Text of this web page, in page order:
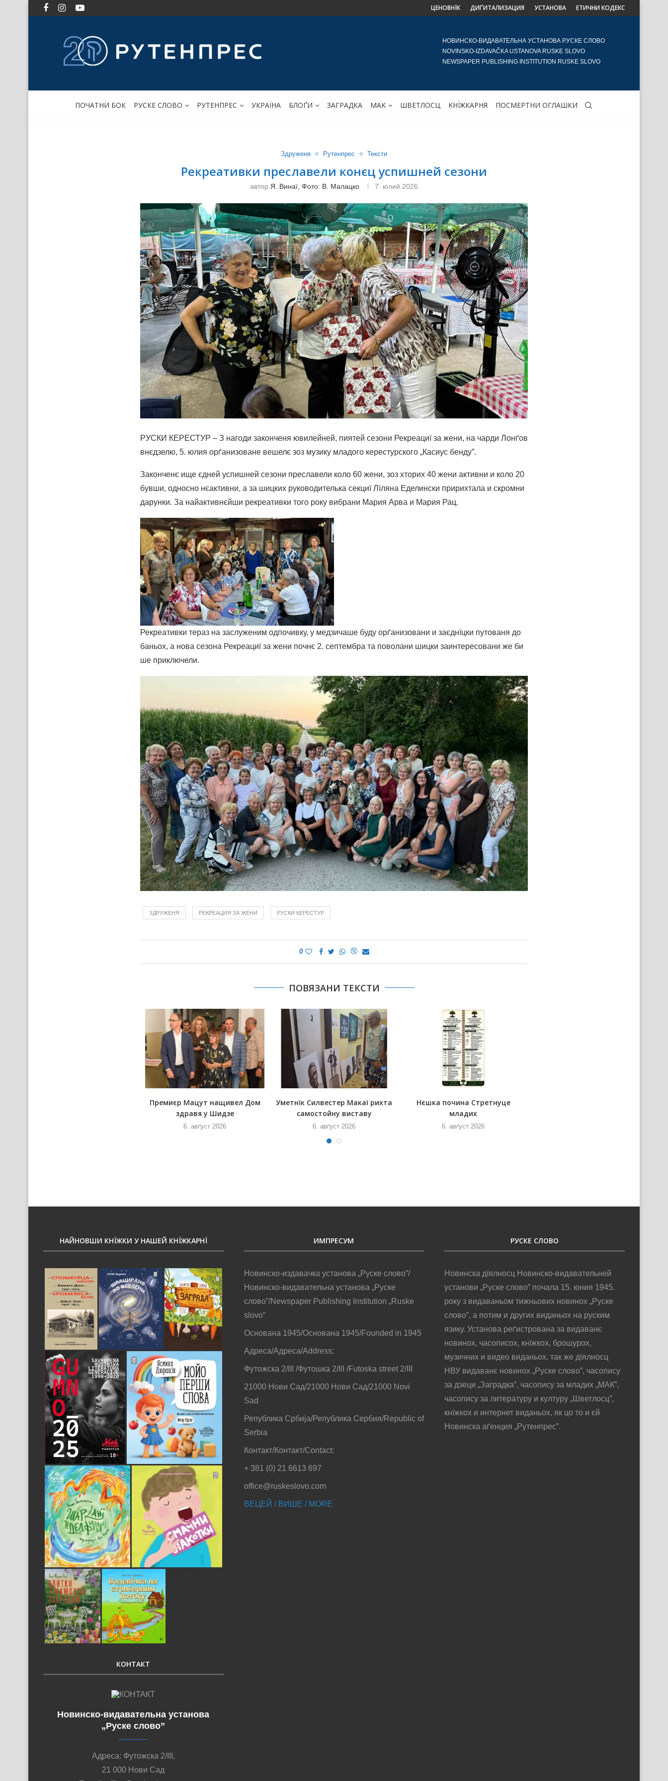
ЦЕНОВНЇК ДИҐИТАЛИЗАЦИЯ УСТАНОВА ЕТИЧНИ КОДЕКС
НОВИНСКО-ВИДАВАТЕЛЬНА УСТАНОВА РУСКЕ СЛОВО
NOVINSKO-IZDAVAČKA USTANOVA RUSKE SLOVO
NEWSPAPER PUBLISHING INSTITUTION RUSKE SLOVO
ПОЧАТНИ БОК РУСКЕ СЛОВО РУТЕНПРЕС УКРАЇНА БЛОҐИ ЗАГРАДКА МАK ШВЕТЛОСЦ KНЇЖКАРНЯ ПОСМЕРТНИ ОГЛАШКИ
Здруженя Рутенпрес Тексти
Рекреативки преславели конєц успишней сезони
автор Я. Винаї, Фото: В. Малацко 7. юлий 2026
РУСКИ КЕРЕСТУР – З нагоди законченя ювилейней, пиятей сезони Рекреациї за жени, на чарди Лонґов
внєдзелю, 5. юлия орґанизоване вешелє зоз музику младого керестурского „Касиус бенду”.
Законченє ище єдней успишней сезони преславели коло 60 жени, зоз хторих 40 жени активни и коло 20
бувши, односно нєактивни, а за шицких руководителька секциї Лїляна Еделински пририхтала и скромни
дарунки. За найактивнєйши рекреативки того року вибрани Мария Арва и Мария Рац.
Рекреативки тераз на заслуженим одпочивку, у медзичаше буду орґанизовани и заєднїцки путованя до
баньох, а нова сезона Рекреациї за жени почнє 2. септембра та поволани шицки заинтересовани же би
ше приключели.
ЗДРУЖЕНЯ РЕКРЕАЦИЯ ЗА ЖЕНИ РУСКИ КЕРЕСТУР
0
ПОВЯЗАНИ ТЕКСТИ
Премиєр Мацут нащивел Дом
здравя у Шидзе
6. авґуст 2026
Уметнїк Силвестер Макаї рихта
самостойну виставу
6. авґуст 2026
Нєшка почина Стретнуце
младих
6. авґуст 2026
НАЙНОВШИ КНЇЖКИ У НАШЕЙ КНЇЖКАРНЇ
КОНТАКТ
Новинско-видавательна установа
„Руске слово”
Адреса: Футожска 2/III,
21 000 Нови Сад
ИМПРЕСУМ
Новинско-издавачка установа „Руске слово”/
Новинско-видавательна установа „Руске
слово”/Newspaper Publishing Institution „Ruske
slovo”
Основана 1945/Основана 1945/Founded in 1945
Адреса/Адреса/Address:
Футожска 2/III /Футошка 2/III /Futoska street 2/III
21000 Нови Сад/21000 Нови Сад/21000 Novi
Sad
Република Србија/Република Сербия/Republic of
Serbia
Контакт/Контакт/Contact:
+ 381 (0) 21 6613 697
office@ruskeslovo.com
ВЕЦЕЙ / ВИШЕ / MORE
РУСКЕ СЛОВО
Новинска дїялносц Новинско-видавательней
установи „Руске слово” почала 15. юния 1945.
року з видаваньом тижньових новинох „Руске
слово”, а потим и других виданьох на руским
язику. Установа реґистрована за видаванє
новинох, часописох, кнїжкох, брошурох,
музичних и видео виданьох, так же дїялносц
НВУ видаванє новинох „Руске слово”, часопису
за дзеци „Заградка”, часопису за младих „МАК”,
часопису за литературу и културу „Шветлосц”,
кнїжкох и интернет виданьох, як цо то и єй
Новинска аґенция „Рутенпрес”.